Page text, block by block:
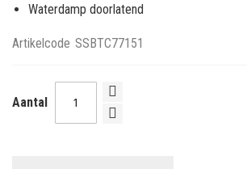
Waterdamp doorlatend
Artikelcode SSBTC77151
Aantal